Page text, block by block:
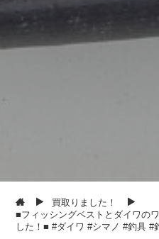
買取りました！
■フィッシングベストとダイワの
した！■ #ダイワ #シマノ #釣具 #